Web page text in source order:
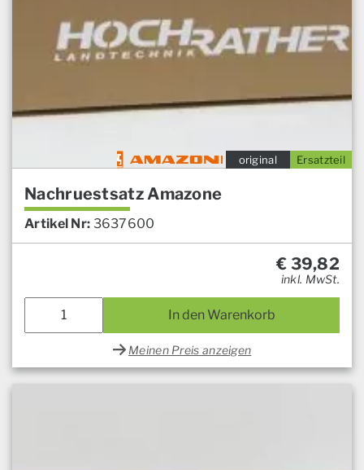
Ersatzteil
original
Nachruestsatz Amazone
Artikel Nr: 3637600
€ 39,82
inkl. MwSt.
In den Warenkorb
Meinen Preis anzeigen